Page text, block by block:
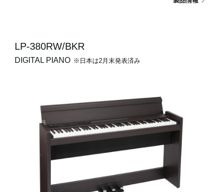
LP-380RW/BKR
DIGITAL PIANO ※日本は2月末発表済み